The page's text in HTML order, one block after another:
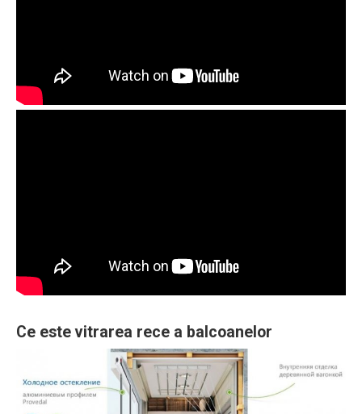
Ce este vitrarea rece a balcoanelor